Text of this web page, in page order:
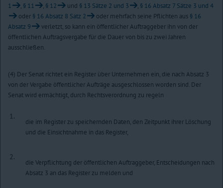
1
, § 11 , § 12 und § 13 Sätze 2 und 3 , § 16 Absatz 7 Sätze 3 und 4
oder § 16 Absatz 8 Satz 2 oder mehrfach seine Pflichten aus § 16
Absatz 9
verletzt, so kann ein öffentlicher Auftraggeber ihn von der
öffentlichen Auftragsvergabe für die Dauer von bis zu zwei Jahren
ausschließen.
(4) Der Senat richtet ein Register über Unternehmen ein, die nach Absatz 3
von der Vergabe öffentlicher Aufträge ausgeschlossen worden sind. Der
Senat wird ermächtigt, durch Rechtsverordnung zu regeln
1.
die im Register zu speichernden Daten, den Zeitpunkt ihrer Löschung
und die Einsichtnahme in das Register,
2.
die Verpflichtung der öffentlichen Auftraggeber, Entscheidungen nach
Absatz 3 an das Register zu melden und